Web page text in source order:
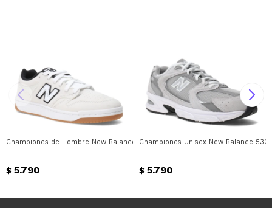
Championes de Hombre New Balance Skate Patin 480 New Balance -
$ 5.790
Championes Unisex New Balance
$ 5.790